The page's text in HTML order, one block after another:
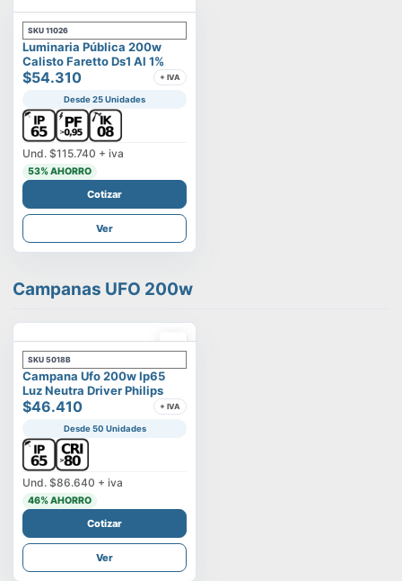
SKU 11026
Luminaria Pública 200w
Calisto Faretto Ds1 Al 1%
$54.310 + IVA
Desde 25 Unidades
Und. $115.740 + iva
53% AHORRO
Cotizar
Ver
Campanas UFO 200w
SKU 5018B
Campana Ufo 200w Ip65
Luz Neutra Driver Philips
$46.410 + IVA
Desde 50 Unidades
Und. $86.640 + iva
46% AHORRO
Cotizar
Ver